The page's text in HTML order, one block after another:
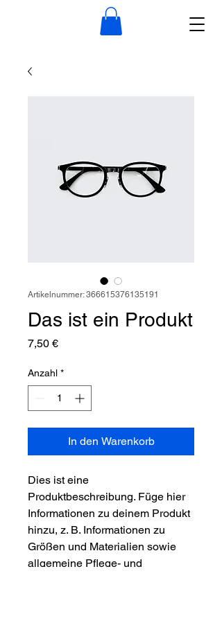
Artikelnummer: 366615376135191
Das ist ein Produkt
7,50 €Preis
Anzahl *
In den Warenkorb
Dies ist eine
Produktbeschreibung. Füge hier
Informationen zu deinem Produkt
hinzu, z. B. Informationen zu
Größen und Materialien sowie
allgemeine Pflege- und